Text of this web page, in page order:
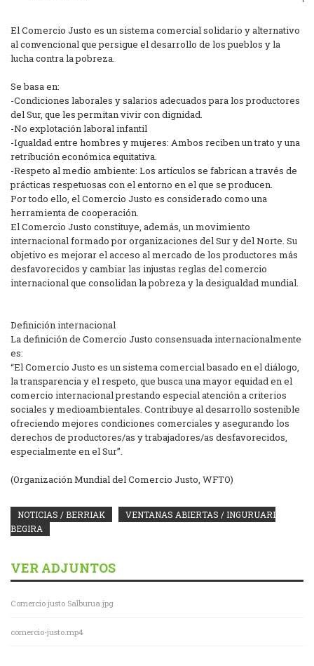
El Comercio Justo es un sistema comercial solidario y alternativo
al convencional que persigue el desarrollo de los pueblos y la
lucha contra la pobreza.
Se basa en:
-Condiciones laborales y salarios adecuados para los productores
del Sur, que les permitan vivir con dignidad.
-No explotación laboral infantil
-Igualdad entre hombres y mujeres: Ambos reciben un trato y una
retribución económica equitativa.
-Respeto al medio ambiente: Los artículos se fabrican a través de
prácticas respetuosas con el entorno en el que se producen.
Por todo ello, el Comercio Justo es considerado como una
herramienta de cooperación.
El Comercio Justo constituye, además, un movimiento
internacional formado por organizaciones del Sur y del Norte. Su
objetivo es mejorar el acceso al mercado de los productores más
desfavorecidos y cambiar las injustas reglas del comercio
internacional que consolidan la pobreza y la desigualdad mundial.
Definición internacional
La definición de Comercio Justo consensuada internacionalmente
es:
“El Comercio Justo es un sistema comercial basado en el diálogo,
la transparencia y el respeto, que busca una mayor equidad en el
comercio internacional prestando especial atención a criterios
sociales y medioambientales. Contribuye al desarrollo sostenible
ofreciendo mejores condiciones comerciales y asegurando los
derechos de productores/as y trabajadores/as desfavorecidos,
especialmente en el Sur”.
(Organización Mundial del Comercio Justo, WFTO)
NOTICIAS / BERRIAK
VENTANAS ABIERTAS / INGURUARI
BEGIRA
VER ADJUNTOS
Comercio justo Salburua.jpg
comercio-justo.mp4